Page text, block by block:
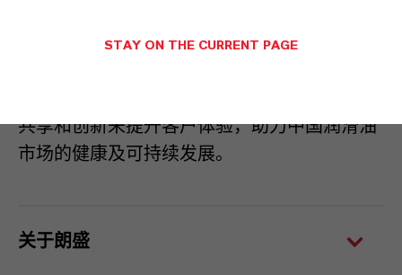
共享和创新来提升客户体验，助力中国润滑油
市场的健康及可持续发展。
关于朗盛
STAY ON THE CURRENT PAGE